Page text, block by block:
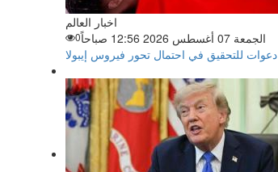
اخبار العالم
الجمعة 07 أغسطس 2026 12:56 صباحاً
0
دعوات للتحقيق في احتمال تحور فيروس إيبولا